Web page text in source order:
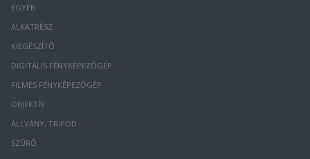
EGYÉB
ALKATRÉSZ
KIEGÉSZÍTŐ
DIGITÁLIS FÉNYKÉPEZŐGÉP
FILMES FÉNYKÉPEZŐGÉP
OBJEKTÍV
ÁLLVÁNY, TRIPOD
SZŰRŐ